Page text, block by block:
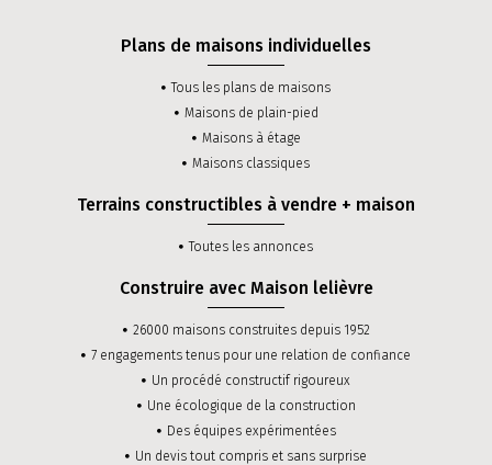
Plans de maisons individuelles
Tous les plans de maisons
Maisons de plain-pied
Maisons à étage
Maisons classiques
Terrains constructibles à vendre + maison
Toutes les annonces
Construire avec Maison lelièvre
26000 maisons construites depuis 1952
7 engagements tenus pour une relation de confiance
Un procédé constructif rigoureux
Une écologique de la construction
Des équipes expérimentées
Un devis tout compris et sans surprise